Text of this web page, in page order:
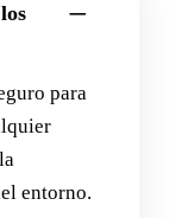
para
entorno.